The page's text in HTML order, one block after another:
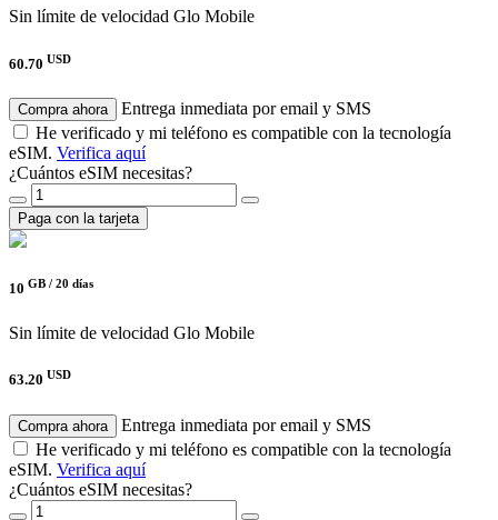
Sin límite de velocidad Glo Mobile
60.70 USD
Compra ahora
Entrega inmediata por email y SMS
He verificado y mi teléfono es compatible con la tecnología
eSIM. Verifica aquí
¿Cuántos eSIM necesitas?
Paga con la tarjeta
10 GB / 20 días
Sin límite de velocidad Glo Mobile
63.20 USD
Compra ahora
Entrega inmediata por email y SMS
He verificado y mi teléfono es compatible con la tecnología
eSIM. Verifica aquí
¿Cuántos eSIM necesitas?